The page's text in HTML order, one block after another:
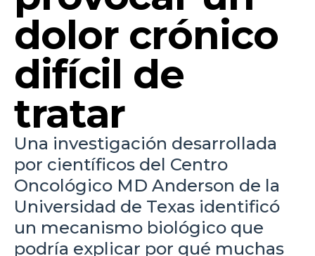
dolor crónico
difícil de
tratar
Una investigación desarrollada
por científicos del Centro
Oncológico MD Anderson de la
Universidad de Texas identificó
un mecanismo biológico que
podría explicar por qué muchas